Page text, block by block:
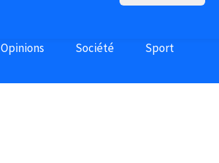
Opinions Société Sport